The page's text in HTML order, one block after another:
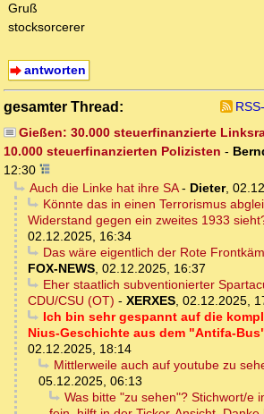
Gruß
stocksorcerer
antworten
gesamter Thread:
Gießen: 30.000 steuerfinanzierte
10.000 steuerfinanzierten Polizisten -
12:30
Auch die Linke hat ihre SA- Dieter,
Könnte das in einen Terrorismus
Widerstand gegen ein zweites 1933
02.12.2025, 16:34
Das wäre eigentlich der Rote
FOX-NEWS, 02.12.2025, 16:37
Eher staatlich subventionierter
CDU/CSU (OT) - XERXES, 02.12.2025,
Ich bin sehr gespannt auf die
Nius-Geschichte aus dem "Antifa-
02.12.2025, 18:14
Mittlerweile auch auf youtube zu
05.12.2025, 06:13
Was bitte "zu sehen"? Stichwort/e